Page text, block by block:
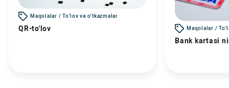
Maqolalar / To'lov va o'tkazmalar
QR-to'lov Maqolalar /
Bank kartasi